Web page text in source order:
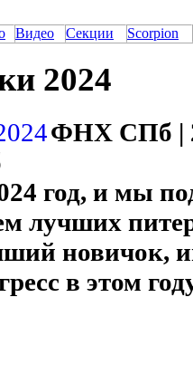
Видео Секции
Scorpion
2024
ФНХ СПб |
год, и мы
лучших
новичок,
в этом